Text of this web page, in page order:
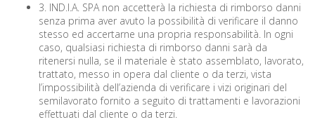
3. IND.I.A. SPA non accetterà la richiesta di rimborso danni
senza prima aver avuto la possibilità di verificare il danno
stesso ed accertarne una propria responsabilità. In ogni
caso, qualsiasi richiesta di rimborso danni sarà da
ritenersi nulla, se il materiale è stato assemblato, lavorato,
trattato, messo in opera dal cliente o da terzi, vista
l’impossibilità dell’azienda di verificare i vizi originari del
semilavorato fornito a seguito di trattamenti e lavorazioni
effettuati dal cliente o da terzi.